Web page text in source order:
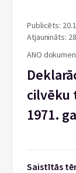
Publicēts:
Atjaunināts:
ANO
cilvēku
1971.
Saistītās